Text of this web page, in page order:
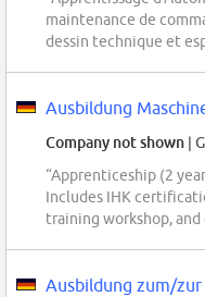
maintenance de
dessin technique et
Ausbildung
Company not shown |
“Apprenticeship (2
Includes IHK
training workshop,
Ausbildung zum/